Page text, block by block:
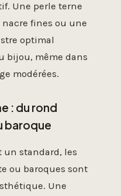
Une perle terne
fines ou une
optimal
bijou, même dans
modérées.
: du rond
baroque
un standard, les
ou baroques sont
Une